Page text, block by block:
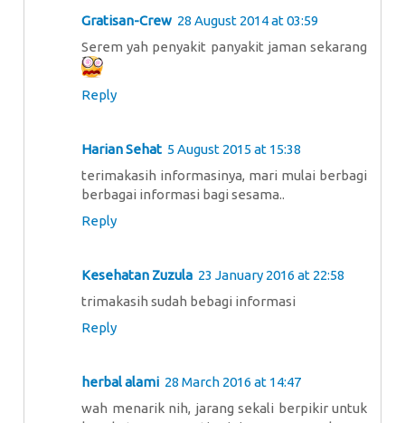
Gratisan-Crew 28 August 2014 at 03:59
Serem yah penyakit panyakit jaman sekarang
Reply
Harian Sehat 5 August 2015 at 15:38
terimakasih informasinya, mari mulai berbagi
berbagai informasi bagi sesama..
Reply
Kesehatan Zuzula 23 January 2016 at 22:58
trimakasih sudah bebagi informasi
Reply
herbal alami 28 March 2016 at 14:47
wah menarik nih, jarang sekali berpikir untuk